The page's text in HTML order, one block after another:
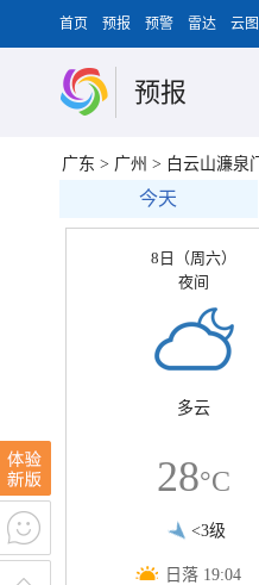
首页 预报 预警 雷达 云图
预报
广东 > 广州 > 白云山濂泉门
今天
8日（周六）
夜间
多云
28°C
<3级
日落 19:04